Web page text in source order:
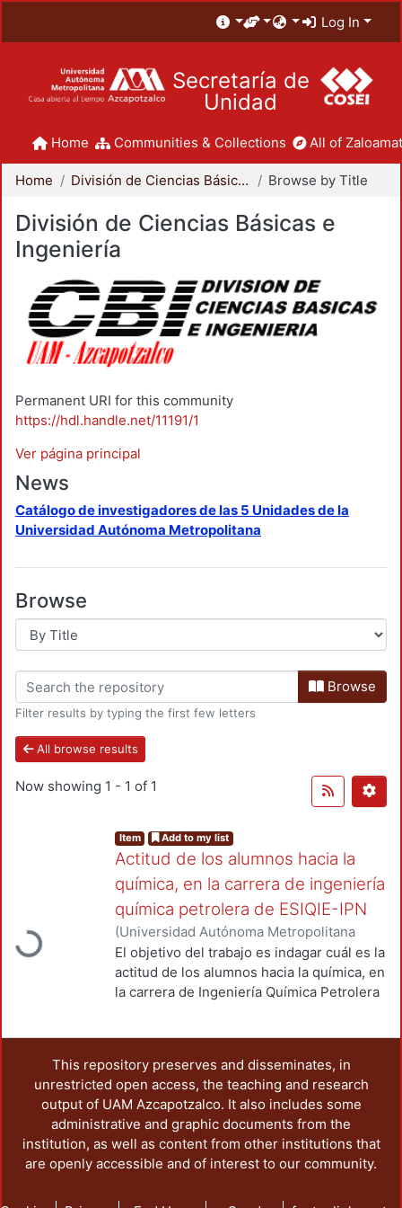
Log In
Secretaría de
Unidad
Home Communities & Collections All of
Home División de Ciencias Básicas e Ingeniería Browse by Title
División de Ciencias Básicas e
Ingeniería
Permanent URI for this community
https://hdl.handle.net/11191/1
Ver página principal
News
Catálogo de investigadores de las 5 Unidades de la
Universidad Autónoma Metropolitana
Browse
Browse
Filter results by typing the first few letters
All browse results
Now showing 1 - 1 of 1
Loading...
Item Add to my list
Actitud de los alumnos hacia la
química, en la carrera de ingeniería
química petrolera de ESIQIE-IPN
(Universidad Autónoma Metropolitana
(México). Unidad Azcapotzalco. División
de Ciencias Básicas e Ingeniería.,2018)
Morales Sánchez, Leticia Andrea;Morales
El objetivo del trabajo es indagar cuál es la
actitud de los alumnos hacia la química, en
la carrera de Ingeniería Química Petrolera
fue de 20 ítems, entre los que se evalúa el
entusiasmo, la asistencia, el trabajo en
equipo, como consideran los conceptos
de química entre otros. Los ítems se
miden mediante la escala de Likert con
cinco opciones: "totalmente de acuerdo"
This repository preserves and disseminates, in
unrestricted open access, the teaching and research
output of UAM Azcapotzalco. It also includes some
administrative and graphic documents from the
institution, as well as content from other institutions that
are openly accessible and of interest to our community.